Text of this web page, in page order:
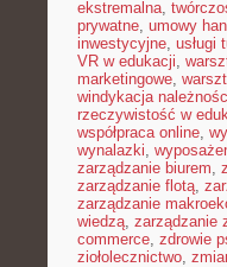
ekstremalna,
prywatne, umowy
inwestycyjne, usługi
VR w edukacji,
marketingowe,
windykacja
rzeczywistość w
współpraca online,
wynalazki,
zarządzanie biurem,
zarządzanie flotą,
zarządzanie
wiedzą, zarządzanie
commerce, zdrowie
ziołolecznictwo,